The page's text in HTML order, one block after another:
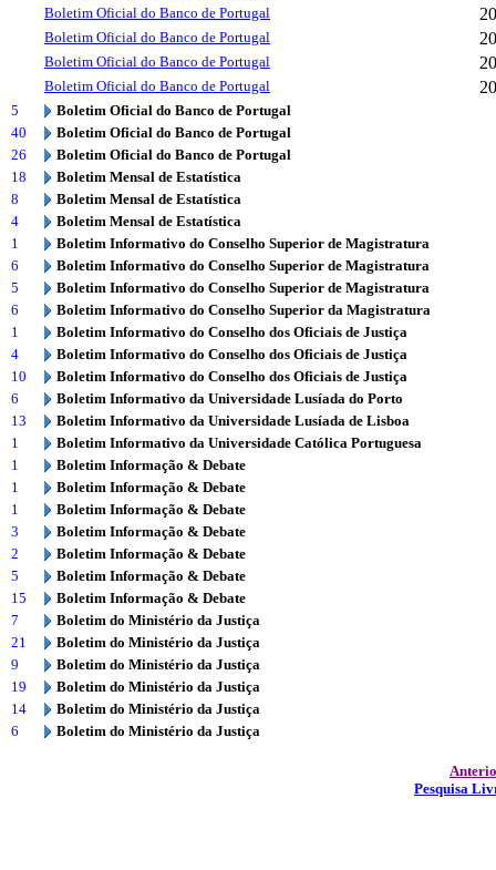
Boletim Oficial do Banco de Portugal
Boletim Oficial do Banco de Portugal
Boletim Oficial do Banco de Portugal
Boletim Oficial do Banco de Portugal
5
Boletim Oficial do Banco de Portugal
40
Boletim Oficial do Banco de Portugal
26
Boletim Oficial do Banco de Portugal
18
Boletim Mensal de Estatística
8
Boletim Mensal de Estatística
4
Boletim Mensal de Estatística
1
Boletim Informativo do Conselho Superior de Magistratura
6
Boletim Informativo do Conselho Superior de Magistratura
5
Boletim Informativo do Conselho Superior de Magistratura
6
Boletim Informativo do Conselho Superior da Magistratura
1
Boletim Informativo do Conselho dos Oficiais de Justiça
4
Boletim Informativo do Conselho dos Oficiais de Justiça
10
Boletim Informativo do Conselho dos Oficiais de Justiça
6
Boletim Informativo da Universidade Lusíada do Porto
13
Boletim Informativo da Universidade Lusíada de Lisboa
1
Boletim Informativo da Universidade Católica Portuguesa
1
Boletim Informação & Debate
1
Boletim Informação & Debate
1
Boletim Informação & Debate
3
Boletim Informação & Debate
2
Boletim Informação & Debate
5
Boletim Informação & Debate
15
Boletim Informação & Debate
7
Boletim do Ministério da Justiça
21
Boletim do Ministério da Justiça
9
Boletim do Ministério da Justiça
19
Boletim do Ministério da Justiça
14
Boletim do Ministério da Justiça
6
Boletim do Ministério da Justiça
Pesquisa